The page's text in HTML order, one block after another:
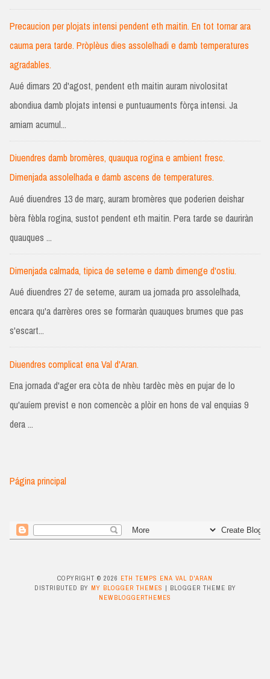
Precaucion per plojats intensi pendent eth maitin. En tot tornar ara
cauma pera tarde. Pròplèus dies assolelhadi e damb temperatures
agradables.
Aué dimars 20 d'agost, pendent eth maitin auram nivolositat
abondiua damb plojats intensi e puntuauments fòrça intensi. Ja
amiam acumul...
Diuendres damb bromères, quauqua rogina e ambient fresc.
Dimenjada assolelhada e damb ascens de temperatures.
Aué diuendres 13 de març, auram bromères que poderien deishar
bèra fèbla rogina, sustot pendent eth maitin. Pera tarde se dauriràn
quauques ...
Dimenjada calmada, tipica de seteme e damb dimenge d'ostiu.
Aué diuendres 27 de seteme, auram ua jornada pro assolelhada,
encara qu'a darrères ores se formaràn quauques brumes que pas
s'escart...
Diuendres complicat ena Val d'Aran.
Ena jornada d'ager era còta de nhèu tardèc mès en pujar de lo
qu'auíem previst e non comencèc a plòir en hons de val enquias 9
dera ...
Página principal
COPYRIGHT © 2026 ETH TEMPS ENA VAL D'ARAN
DISTRIBUTED BY MY BLOGGER THEMES | BLOGGER THEME BY
NEWBLOGGERTHEMES